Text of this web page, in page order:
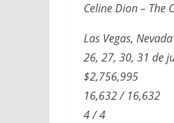
Celine Dion – The
Las Vegas, Nevada
26, 27, 30, 31 de
$2,756,995
16,632 / 16,632
4 / 4